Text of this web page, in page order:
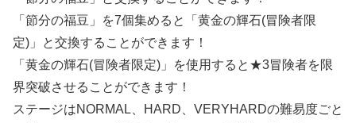
「節分の福豆」を7個集めると「黄金の輝石(冒険者限
定)」と交換することができます！
「黄金の輝石(冒険者限定)」を使用すると★3冒険者を限
界突破させることができます！
ステージはNORMAL、HARD、VERYHARDの難易度ごと